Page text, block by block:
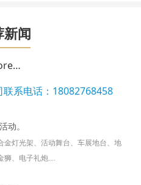
新闻
动。
金灯光架、活动舞台、车展地台、地
狮、电子礼炮....